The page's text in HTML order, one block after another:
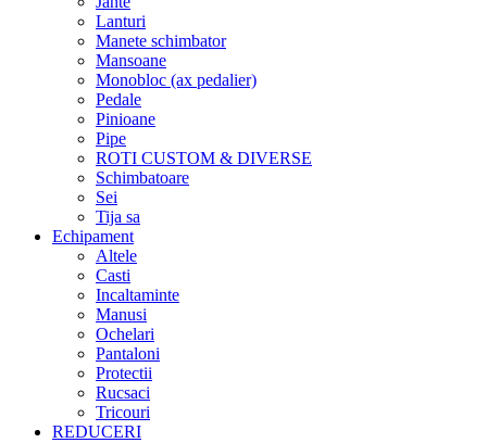
Lanturi
Manete schimbator
Mansoane
Monobloc (ax pedalier)
Pedale
Pinioane
Pipe
ROTI CUSTOM & DIVERSE
Schimbatoare
Sei
Tija sa
Echipament
Altele
Casti
Incaltaminte
Manusi
Ochelari
Pantaloni
Protectii
Rucsaci
Tricouri
REDUCERI